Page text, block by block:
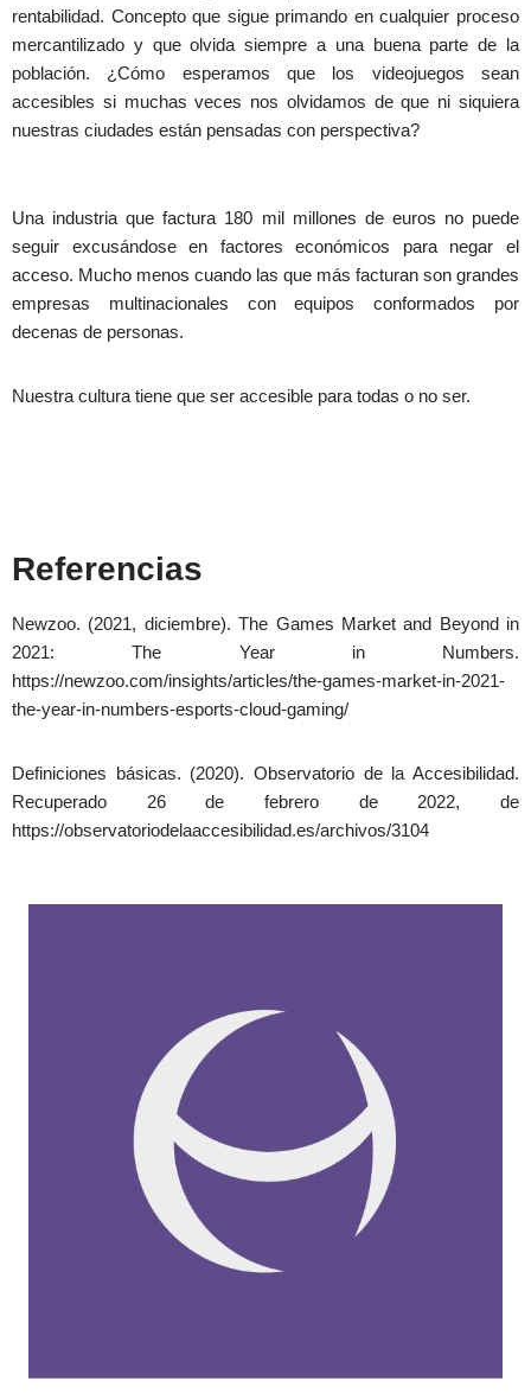
rentabilidad. Concepto que sigue primando en cualquier proceso
mercantilizado y que olvida siempre a una buena parte de la
población. ¿Cómo esperamos que los videojuegos sean
accesibles si muchas veces nos olvidamos de que ni siquiera
nuestras ciudades están pensadas con perspectiva?
Una industria que factura 180 mil millones de euros no puede
seguir excusándose en factores económicos para negar el
acceso. Mucho menos cuando las que más facturan son grandes
empresas multinacionales con equipos conformados por
decenas de personas.
Nuestra cultura tiene que ser accesible para todas o no ser.
Referencias
Newzoo. (2021, diciembre). The Games Market and Beyond in
2021: The Year in Numbers.
https://newzoo.com/insights/articles/the-games-market-in-2021-
the-year-in-numbers-esports-cloud-gaming/
Definiciones básicas. (2020). Observatorio de la Accesibilidad.
Recuperado 26 de febrero de 2022, de
https://observatoriodelaaccesibilidad.es/archivos/3104